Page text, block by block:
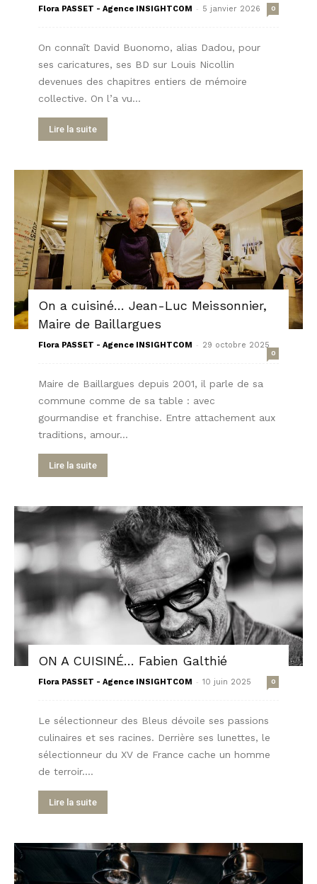
Flora PASSET - Agence INSIGHTCOM - 5 janvier 2026 0
On connaît David Buonomo, alias Dadou, pour
ses caricatures, ses BD sur Louis Nicollin
devenues des chapitres entiers de mémoire
collective. On l’a vu...
Lire la suite
On a cuisiné… Jean-Luc Meissonnier,
Maire de Baillargues
Flora PASSET - Agence INSIGHTCOM - 29 octobre 2025
0
Maire de Baillargues depuis 2001, il parle de sa
commune comme de sa table : avec
gourmandise et franchise. Entre attachement aux
traditions, amour...
Lire la suite
ON A CUISINÉ… Fabien Galthié
Flora PASSET - Agence INSIGHTCOM - 10 juin 2025 0
Le sélectionneur des Bleus dévoile ses passions
culinaires et ses racines. Derrière ses lunettes, le
sélectionneur du XV de France cache un homme
de terroir....
Lire la suite